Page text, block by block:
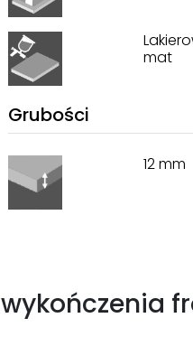
mat
Grubości
12 mm
wykończenia